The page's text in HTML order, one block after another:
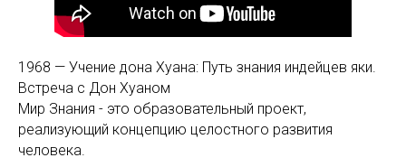
1968 — Учение дона Хуана: Путь знания индейцев яки.
Встреча с Дон Хуаном
Мир Знания - это образовательный проект,
реализующий концепцию целостного развития
человека.